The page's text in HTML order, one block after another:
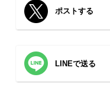
ポストする
LINEで送る